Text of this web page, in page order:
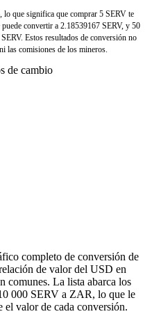
lo que significa que comprar 5 SERV te
convertir a 2.18539167 SERV, y 50
Estos resultados de conversión no
las comisiones de los mineros.
de cambio
completo de conversión de
de valor del USD en
comunes. La lista abarca los
000 SERV a ZAR, lo que le
el valor de cada conversión.